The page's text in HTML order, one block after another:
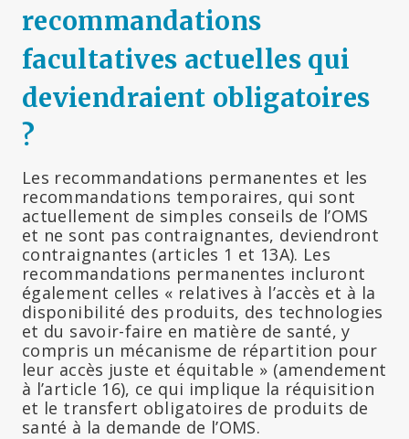
recommandations
facultatives actuelles qui
deviendraient obligatoires
?
Les recommandations permanentes et les
recommandations temporaires, qui sont
actuellement de simples conseils de l’OMS
et ne sont pas contraignantes, deviendront
contraignantes (articles 1 et 13A). Les
recommandations permanentes incluront
également celles « relatives à l’accès et à la
disponibilité des produits, des technologies
et du savoir-faire en matière de santé, y
compris un mécanisme de répartition pour
leur accès juste et équitable » (amendement
à l’article 16), ce qui implique la réquisition
et le transfert obligatoires de produits de
santé à la demande de l’OMS.